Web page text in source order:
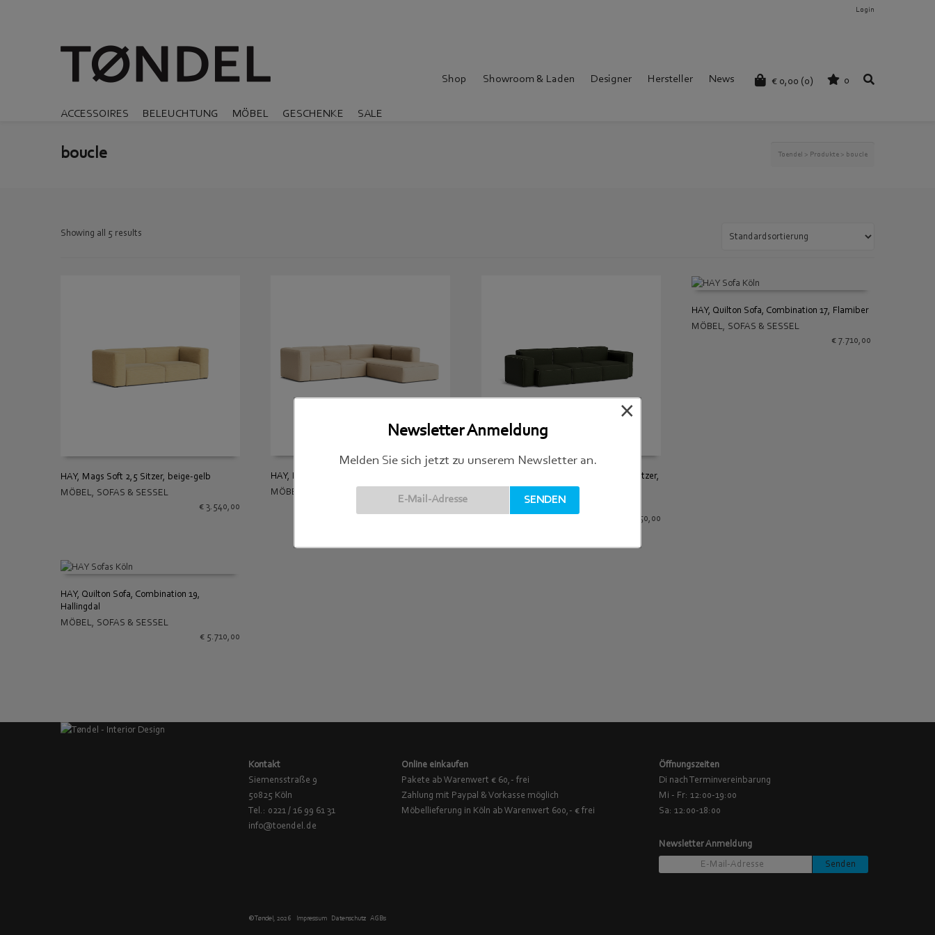
Login
€ 0,00 (0) 0
Shop Showroom & Laden Designer Hersteller News
ACCESSOIRES BELEUCHTUNG MÖBEL GESCHENKE SALE
boucle Toendel > Produkte > boucle
Showing all 5 results
IN DEN WARENKORB
HAY, Mags Soft 2,5 Sitzer, beige-gelb
MÖBEL
SOFAS & SESSEL
€3.540,00
HAY, Mags Soft Ecksofa, beige
MÖBEL
IN DEN WARENKORB
HAY, Mags Soft Sofa, Low Armrest, 3-Sitzer,
dunkelgrün
SOFAS & SESSEL
3.850,00
IN DEN WARENKORB
HAY, Quilton Sofa, Combination 17, Flamiber
MÖBEL
SOFAS & SESSEL
€ 7.710,00
IN DEN WARENKORB
HAY, Quilton Sofa, Combination 19,
Hallingdal
MÖBEL
SOFAS & SESSEL
€5.710,00
Kontakt
Siemensstraße 9
50825 Köln
Tel.: 0221 / 16 99 61 31
info@toendel.de
Online einkaufen
Pakete ab Warenwert € 60,- frei
Zahlung mit Paypal & Vorkasse möglich
Möbellieferung in Köln ab Warenwert 600,- € frei
Öffnungszeiten
Di nach Terminvereinbarung
Mi - Fr: 12:00-19:00
Sa: 12:00-18:00
Newsletter Anmeldung
© Tøndel, 2026 Impressum Datenschutz AGBs
Newsletter Anmeldung
Melden Sie sich jetzt zu unserem Newsletter an.
×